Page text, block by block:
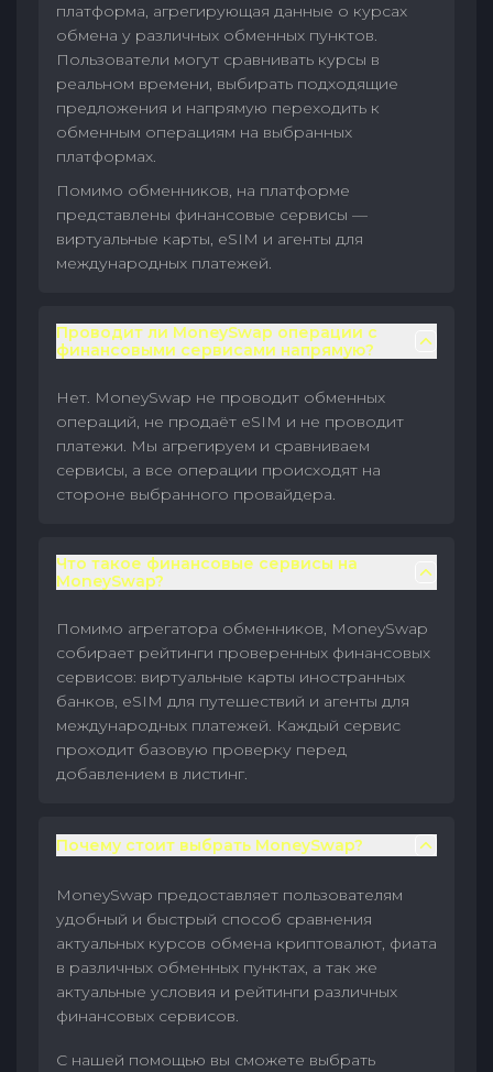
платформа, агрегирующая данные о курсах
обмена у различных обменных пунктов.
Пользователи могут сравнивать курсы в
реальном времени, выбирать подходящие
предложения и напрямую переходить к
обменным операциям на выбранных
платформах.
Помимо обменников, на платформе
представлены финансовые сервисы —
виртуальные карты, eSIM и агенты для
международных платежей.
Проводит ли MoneySwap операции с
финансовыми сервисами напрямую?
Нет. MoneySwap не проводит обменных
операций, не продаёт eSIM и не проводит
платежи. Мы агрегируем и сравниваем
сервисы, а все операции происходят на
стороне выбранного провайдера.
Что такое финансовые сервисы на
MoneySwap?
Помимо агрегатора обменников, MoneySwap
собирает рейтинги проверенных финансовых
сервисов: виртуальные карты иностранных
банков, eSIM для путешествий и агенты для
международных платежей. Каждый сервис
проходит базовую проверку перед
добавлением в листинг.
Почему стоит выбрать MoneySwap?
MoneySwap предоставляет пользователям
удобный и быстрый способ сравнения
актуальных курсов обмена криптовалют, фиата
в различных обменных пунктах, а так же
актуальные условия и рейтинги различных
финансовых сервисов.
С нашей помощью вы сможете выбрать